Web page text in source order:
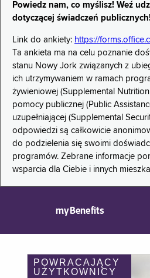
Powiedz nam, co myślisz! Weź
dotyczącej świadczeń
Link do ankiety: https://
Ta ankieta ma na celu poznanie
stanu Nowy Jork związanych z
ich utrzymywaniem w ramach
żywieniowej (Supplemental
pomocy publicznej (Public
uzupełniającej (Supplemental
odpowiedzi są całkowicie
do podzielenia się swoimi
programów. Zebrane informacje
wsparcia dla Ciebie i innych
myBenefits
POWRACAJĄCY
UŻYTKOWNICY